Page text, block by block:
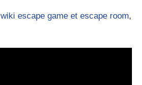
wiki escape game et escape room,